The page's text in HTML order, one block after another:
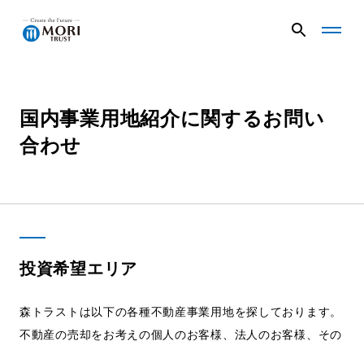
G
l
ニ
G
l
ニ
る
企業情報
プロジェクト
国内事業用地紹介に関するお問い
合わせ
投資希望エリア
森トラストは以下の各種不動産事業用地を探しております。
不動産の売却をお考えの個人のお客様、法人のお客様、その